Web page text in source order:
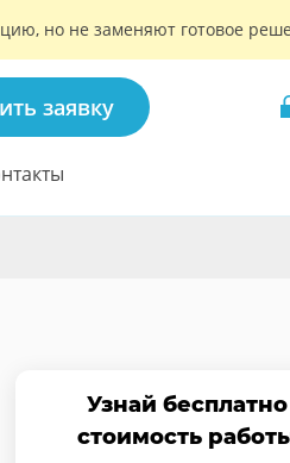
но не заменяют готовое
заявку
Узнай бесплатно
стоимость